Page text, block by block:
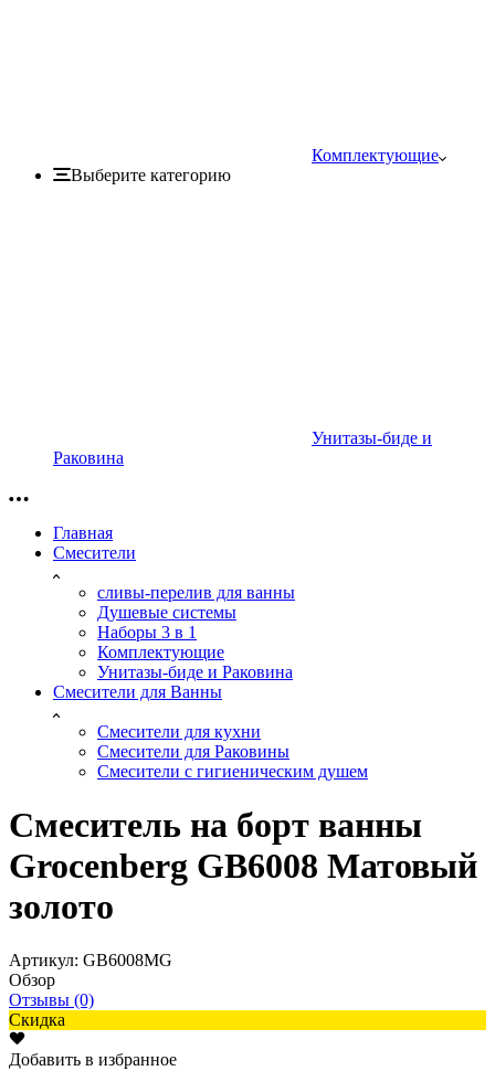
Комплектующие
Выберите категорию
Унитазы-биде и
Раковина
Главная
Смесители
сливы-перелив для ванны
Душевые системы
Наборы 3 в 1
Комплектующие
Унитазы-биде и Раковина
Смесители для Ванны
Смесители для кухни
Смесители для Раковины
Смесители с гигиеническим душем
Смеситель на борт ванны
Groсenberg GB6008 Матовый
золото
Артикул: GB6008MG
Обзор
Отзывы (0)
Скидка
Добавить в избранное